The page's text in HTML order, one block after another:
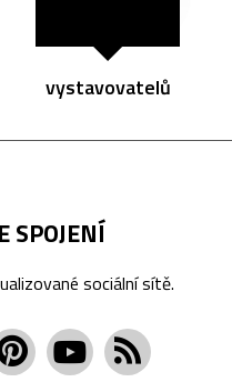
vystavovatelů
SPOJENÍ
sociální sítě.